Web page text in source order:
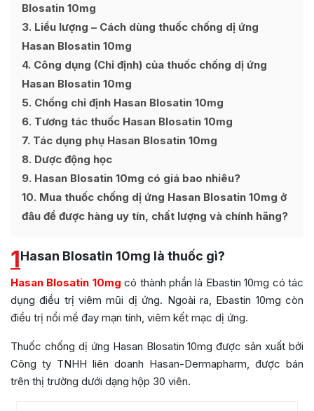
Blosatin 10mg
3 Liều lượng – Cách dùng thuốc chống dị ứng
Hasan Blosatin 10mg
4 Công dụng (Chỉ định) của thuốc chống dị ứng
Hasan Blosatin 10mg
5 Chống chỉ định Hasan Blosatin 10mg
6 Tương tác thuốc Hasan Blosatin 10mg
7 Tác dụng phụ Hasan Blosatin 10mg
8 Dược động học
9 Hasan Blosatin 10mg có giá bao nhiêu?
10 Mua thuốc chống dị ứng Hasan Blosatin 10mg ở
đâu để được hàng uy tín, chất lượng và chính hãng?
1Hasan Blosatin 10mg là thuốc gì?
Hasan Blosatin 10mg có thành phần là Ebastin 10mg có tác
dụng điều trị viêm mũi dị ứng. Ngoài ra, Ebastin 10mg còn
điều trị nổi mề đay mạn tính, viêm kết mạc dị ứng.
Thuốc chống dị ứng Hasan Blosatin 10mg được sản xuất bởi
Công ty TNHH liên doanh Hasan-Dermapharm, được bán
trên thị trường dưới dạng hộp 30 viên.